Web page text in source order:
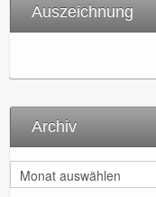
Auszeichnung
Archiv
r